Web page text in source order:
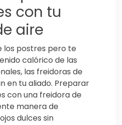
con tu
aire
los postres pero te
calórico de las
las freidoras de
en tu aliado. Preparar
con una freidora de
manera de
dulces sin